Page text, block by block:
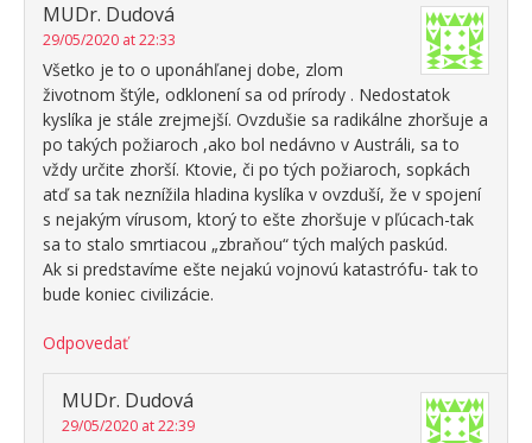
MUDr. Dudová
29/05/2020 at 22:33
Všetko je to o uponáhľanej dobe, zlom
životnom štýle, odklonení sa od prírody . Nedostatok
kyslíka je stále zrejmejší. Ovzdušie sa radikálne zhoršuje a
po takých požiaroch ,ako bol nedávno v Austráli, sa to
vždy určite zhorší. Ktovie, či po tých požiaroch, sopkách
atď sa tak neznížila hladina kyslíka v ovzduší, že v spojení
s nejakým vírusom, ktorý to ešte zhoršuje v pľúcach-tak
sa to stalo smrtiacou „zbraňou“ tých malých paskúd.
Ak si predstavíme ešte nejakú vojnovú katastrófu- tak to
bude koniec civilizácie.
Odpovedať
MUDr. Dudová
29/05/2020 at 22:39